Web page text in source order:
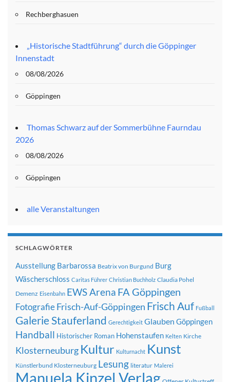
Rechberghasuen
„Historische Stadtführung“ durch die Göppinger
Innenstadt
08/08/2026
Göppingen
Thomas Schwarz auf der Sommerbühne Faurndau
2026
08/08/2026
Göppingen
alle Veranstaltungen
SCHLAGWÖRTER
Ausstellung Barbarossa Beatrix von Burgund Burg
Wäscherschloss Caritas Führer Christian Buchholz Claudia Pohel
Demenz Eisenbahn EWS Arena FA Göppingen
FotografieFrisch-Auf-Göppingen Frisch Auf Fußball
Galerie Stauferland Gerechtigkeit Glauben Göppingen
Handball Historischer Roman Hohenstaufen Kelten Kirche
Klosterneuburg Kultur Kulturnacht Kunst
Künstlerbund Klosterneuburg Lesung literatur Malerei
Manuela Kinzel Verlag